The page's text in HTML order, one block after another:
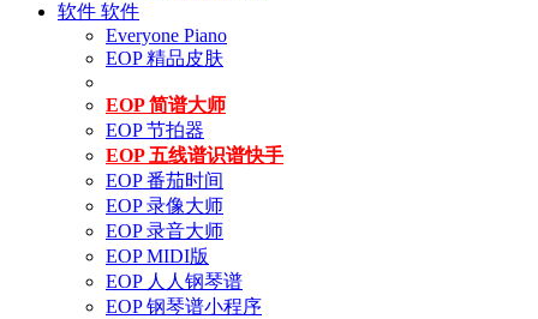
软件 软件
Everyone Piano
EOP 精品皮肤
EOP 简谱大师
EOP 节拍器
EOP 五线谱识谱快手
EOP 番茄时间
EOP 录像大师
EOP 录音大师
EOP MIDI版
EOP 人人钢琴谱
EOP 钢琴谱小程序